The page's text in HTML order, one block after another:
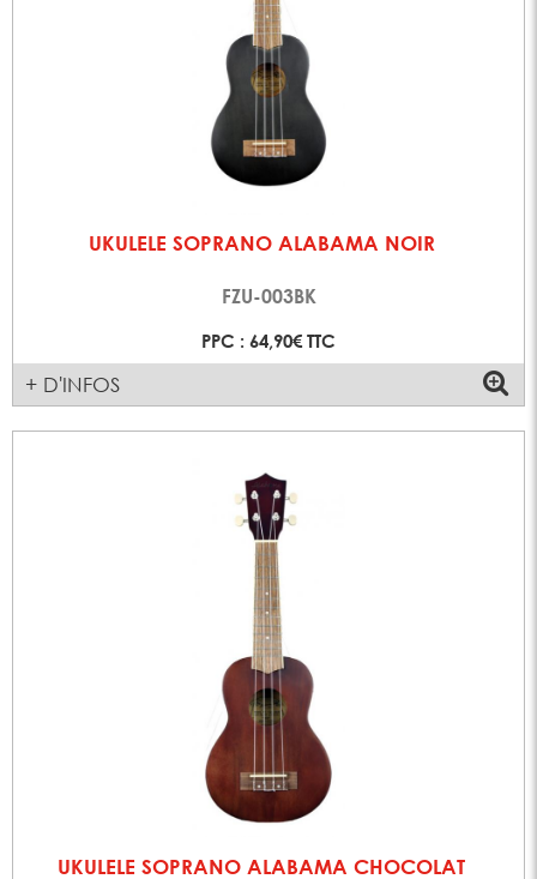
UKULELE SOPRANO ALABAMA NOIR
FZU-003BK
PPC : 64,90€ TTC
+ D'INFOS
UKULELE SOPRANO ALABAMA CHOCOLAT